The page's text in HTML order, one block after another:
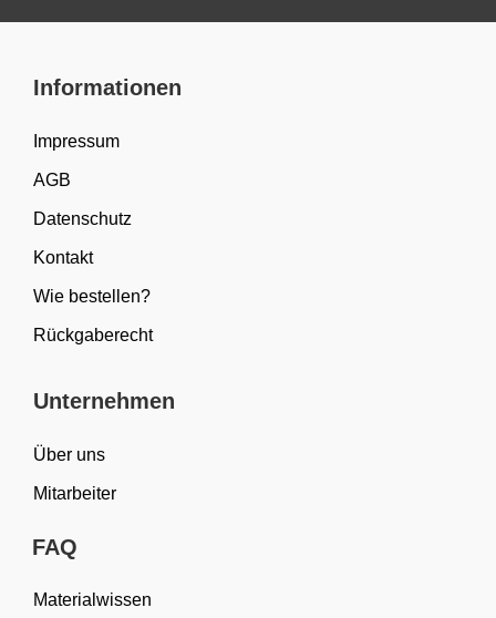
Informationen
Impressum
AGB
Datenschutz
Kontakt
Wie bestellen?
Rückgaberecht
Unternehmen
Über uns
Mitarbeiter
FAQ
Materialwissen